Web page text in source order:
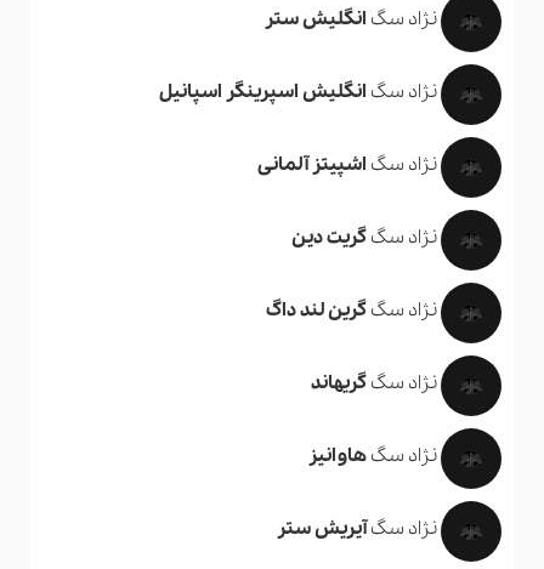
نژاد سگ انگلیش ستر
نژاد سگ انگلیش اسپرینگر اسپانیل
نژاد سگ اشپیتز آلمانی
نژاد سگگریت دین
نژاد سگگرین لند داگ
نژاد سگگریهاند
نژاد سگهاوانیز
نژاد سگآیریش ستر